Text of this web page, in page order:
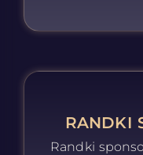
RANDKI
Randki